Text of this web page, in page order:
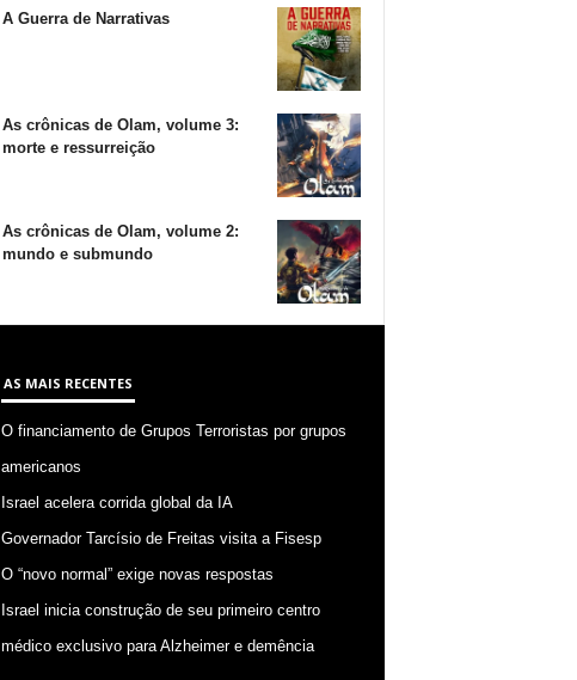
A Guerra de Narrativas
As crônicas de Olam, volume 3:
morte e ressurreição
As crônicas de Olam, volume 2:
mundo e submundo
AS MAIS RECENTES
O financiamento de Grupos Terroristas por grupos
americanos
Israel acelera corrida global da IA
Governador Tarcísio de Freitas visita a Fisesp
O “novo normal” exige novas respostas
Israel inicia construção de seu primeiro centro
médico exclusivo para Alzheimer e demência